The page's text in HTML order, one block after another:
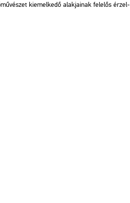
ki­emel­ke­dő alak­ja­i­nak fe­le­lős ér­zel­